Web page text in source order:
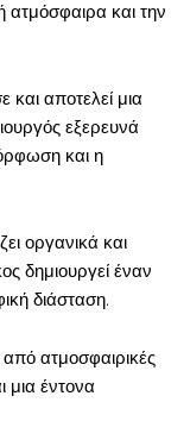
ατμόσφαιρα και την
αποτελεί μια
εξερευνά
και η
οργανικά και
δημιουργεί έναν
διάσταση.
από ατμοσφαιρικές
μια έντονα